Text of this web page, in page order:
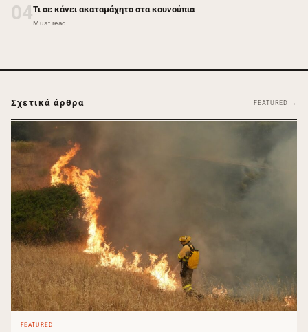
04Τι σε κάνει ακαταμάχητο στα κουνούπια
Must read
Σχετικά άρθρα FEATURED →
FEATURED